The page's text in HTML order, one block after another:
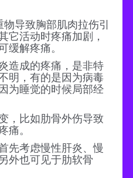
导致胸部肌肉拉伤引
它活动时疼痛加剧，
缓解疼痛。
造成的疼痛，是非特
明，有的是因为病毒
为睡觉的时候局部经
，比如肋骨外伤导致
痛。
先考虑慢性肝炎、慢
外也可见于肋软骨